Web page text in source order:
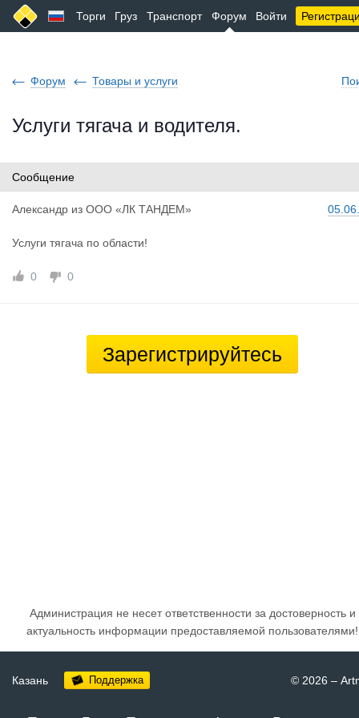
Торги Груз Транспорт Форум Войти
Форум Товары и услуги
Услуги тягача и водителя.
Сообщение
Александр из ООО «ЛК ТАНДЕМ»
Услуги тягача по области!
0 0
Зарегистрируйтесь
Администрация не несет ответственности за достоверность и
актуальность информации предоставляемой пользователями!
Казань Поддержка © 2026 –